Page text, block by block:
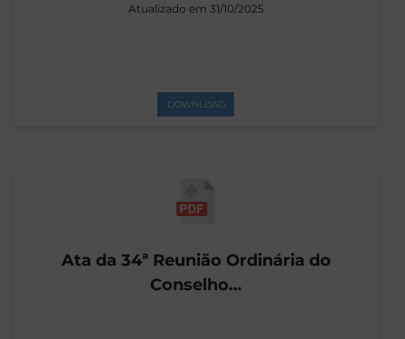
Atualizado em 31/10/2025
DOWNLOAD
Ata da 34ª Reunião Ordinária do
Conselho…